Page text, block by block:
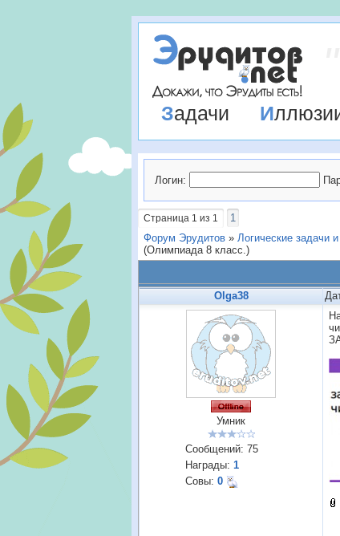
Задачи
Логин:
Страница 1 из 1
1
Форум Эрудитов » Логические задачи
(Олимпиада 8 класс.)
Olga38
Умник
Сообщений: 75
Награды: 1
Совы: 0